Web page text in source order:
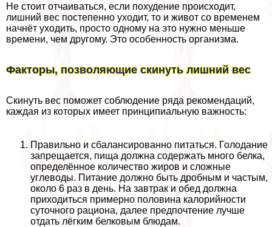
Не стоит отчаиваться, если похудение происходит,
лишний вес постепенно уходит, то и живот со временем
начнёт уходить, просто одному на это нужно меньше
времени, чем другому. Это особенность организма.
Факторы, позволяющие скинуть лишний вес
Скинуть вес поможет соблюдение ряда рекомендаций,
каждая из которых имеет принципиальную важность:
Правильно и сбалансированно питаться. Голодание
запрещается, пища должна содержать много белка,
определённое количество жиров и сложные
углеводы. Питание должно быть дробным и частым,
около 6 раз в день. На завтpaк и обед должна
приходиться примерно половина калорийности
суточного рациона, далее предпочтение лучше
отдать лёгким белковым блюдам.